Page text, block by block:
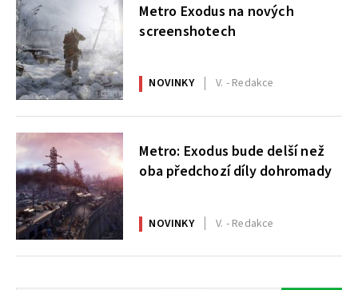
Metro Exodus na nových
screenshotech
NOVINKY V. - Redakce
Metro: Exodus bude delší než
oba předchozí díly dohromady
NOVINKY V. - Redakce